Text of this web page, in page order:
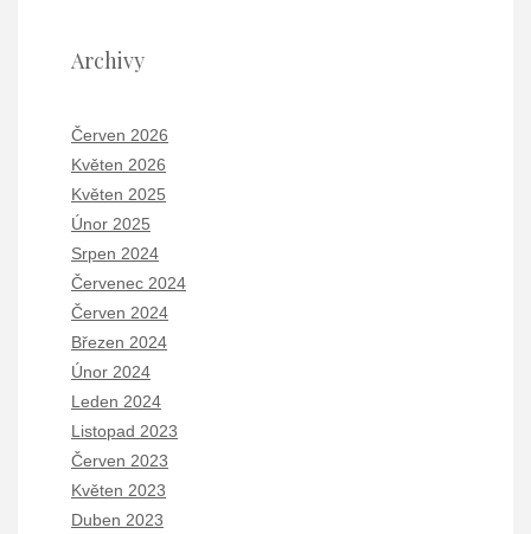
Archivy
Červen 2026
Květen 2026
Květen 2025
Únor 2025
Srpen 2024
Červenec 2024
Červen 2024
Březen 2024
Únor 2024
Leden 2024
Listopad 2023
Červen 2023
Květen 2023
Duben 2023